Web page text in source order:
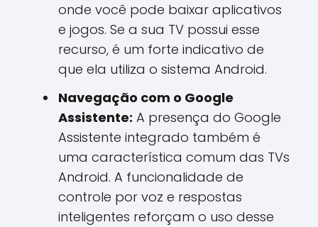
onde você pode baixar aplicativos
e jogos. Se a sua TV possui esse
recurso, é um forte indicativo de
que ela utiliza o sistema Android.
Navegação com o Google
Assistente: A presença do Google
Assistente integrado também é
uma característica comum das TVs
Android. A funcionalidade de
controle por voz e respostas
inteligentes reforçam o uso desse